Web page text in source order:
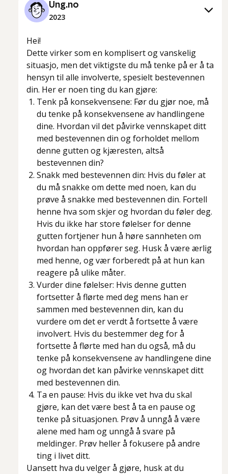
Ung.no
2023
Hei!
Dette virker som en komplisert og vanskelig
situasjo, men det viktigste du må tenke på er å ta
hensyn til alle involverte, spesielt bestevennen
din. Her er noen ting du kan gjøre:
Tenk på konsekvensene: Før du gjør noe, må
du tenke på konsekvensene av handlingene
dine. Hvordan vil det påvirke vennskapet ditt
med bestevennen din og forholdet mellom
denne gutten og kjæresten, altså
bestevennen din?
Snakk med bestevennen din: Hvis du føler at
du må snakke om dette med noen, kan du
prøve å snakke med bestevennen din. Fortell
henne hva som skjer og hvordan du føler deg.
Hvis du ikke har store følelser for denne
gutten fortjener hun å høre sannheten om
hvordan han oppfører seg. Husk å være ærlig
med henne, og vær forberedt på at hun kan
reagere på ulike måter.
Vurder dine følelser: Hvis denne gutten
fortsetter å flørte med deg mens han er
sammen med bestevennen din, kan du
vurdere om det er verdt å fortsette å være
involvert. Hvis du bestemmer deg for å
fortsette å flørte med han du også, må du
tenke på konsekvensene av handlingene dine
og hvordan det kan påvirke vennskapet ditt
med bestevennen din.
Ta en pause: Hvis du ikke vet hva du skal
gjøre, kan det være best å ta en pause og
tenke på situasjonen. Prøv å unngå å være
alene med ham og unngå å svare på
meldinger. Prøv heller å fokusere på andre
ting i livet ditt.
Uansett hva du velger å gjøre, husk at du